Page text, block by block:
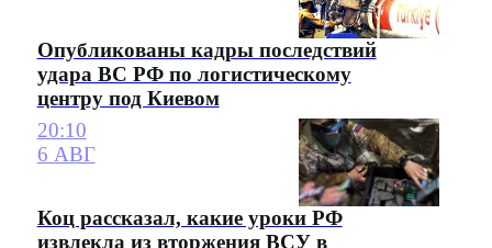
Опубликованы кадры последствий
удара ВС РФ по логистическому
центру под Киевом
20:10
6 АВГ
Коц рассказал, какие уроки РФ
извлекла из вторжения ВСУ в